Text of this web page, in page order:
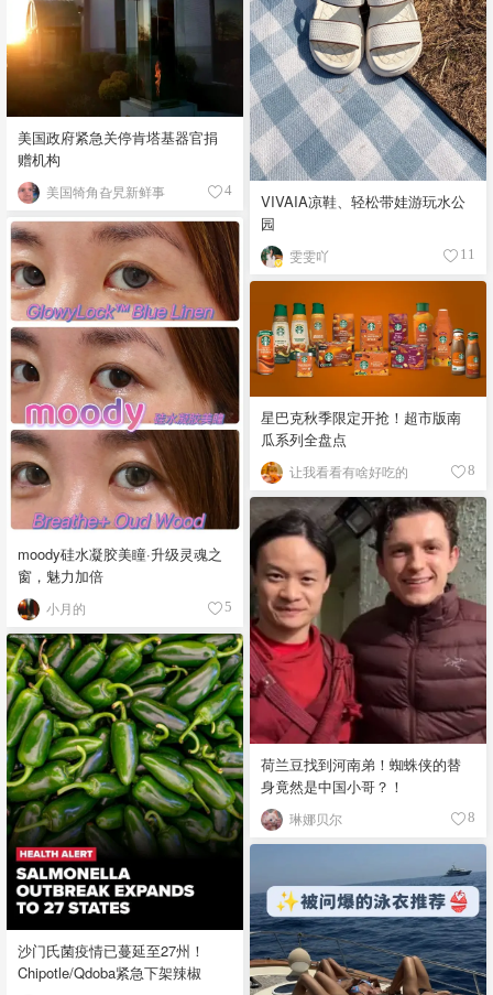
VIVAIA凉鞋、轻松带娃游玩水公
园
雯雯吖 11
美国政府紧急关停肯塔基器官捐
赠机构
美国犄角旮旯新鲜事 4
moody硅水凝胶美瞳·升级灵魂之
窗，魅力加倍
小月的 5
星巴克秋季限定开抢！超市版南
瓜系列全盘点
让我看看有啥好吃的 8
荷兰豆找到河南弟！蜘蛛侠的替
身竟然是中国小哥？！
琳娜贝尔 8
沙门氏菌疫情已蔓延至27州！
Chipotle/Qdoba紧急下架辣椒